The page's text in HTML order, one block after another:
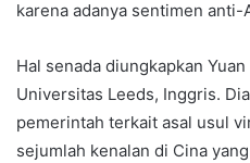
karena adanya sentimen anti-
Hal senada diungkapkan
Universitas Leeds, Inggris.
pemerintah terkait asal usul
sejumlah kenalan di Cina